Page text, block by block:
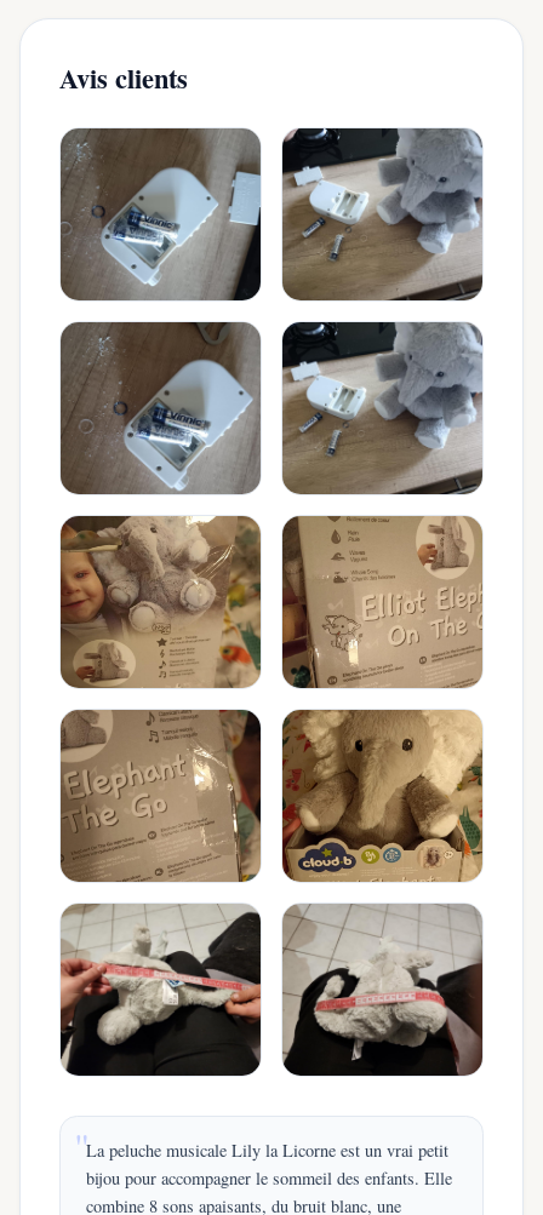
Avis clients
La peluche musicale Lily la Licorne est un vrai petit
bijou pour accompagner le sommeil des enfants. Elle
combine 8 sons apaisants, du bruit blanc, une